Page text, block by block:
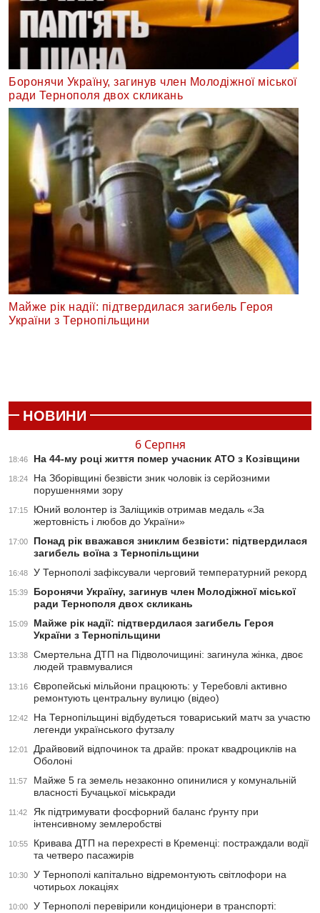
Боронячи Україну, загинув член Молодіжної міської
ради Тернополя двох скликань
Майже рік надії: підтвердилася загибель Героя
України з Тернопільщини
НОВИНИ
6 Серпня
18:46 На 44-му році життя помер учасник АТО з Козівщини
18:24
На Зборівщині безвісти зник чоловік із серйозними
порушеннями зору
17:15
Юний волонтер із Заліщиків отримав медаль «За
жертовність і любов до України»
17:00
Понад рік вважався зниклим безвісти: підтвердилася
загибель воїна з Тернопільщини
16:48 У Тернополі зафіксували черговий температурний рекорд
15:39
Боронячи Україну, загинув член Молодіжної міської
ради Тернополя двох скликань
15:09
Майже рік надії: підтвердилася загибель Героя
України з Тернопільщини
13:38
Смертельна ДТП на Підволочищині: загинула жінка, двоє
людей травмувалися
13:16
Європейські мільйони працюють: у Теребовлі активно
ремонтують центральну вулицю (відео)
12:42
На Тернопільщині відбудеться товариський матч за участю
легенди українського футзалу
12:01
Драйвовий відпочинок та драйв: прокат квадроциклів на
Оболоні
11:57
Майже 5 га земель незаконно опинилися у комунальній
власності Бучацької міськради
11:42
Як підтримувати фосфорний баланс ґрунту при
інтенсивному землеробстві
10:55
Кривава ДТП на перехресті в Кременці: постраждали водії
та четверо пасажирів
10:30
У Тернополі капітально відремонтують світлофори на
чотирьох локаціях
10:00
У Тернополі перевірили кондиціонери в транспорті: